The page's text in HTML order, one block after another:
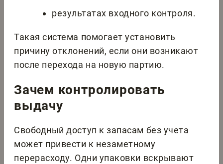
результатах входного контроля.
Такая система помогает установить
причину отклонений, если они возникают
после перехода на новую партию.
Зачем контролировать
выдачу
Свободный доступ к запасам без учета
может привести к незаметному
перерасходу. Одни упаковки вскрывают